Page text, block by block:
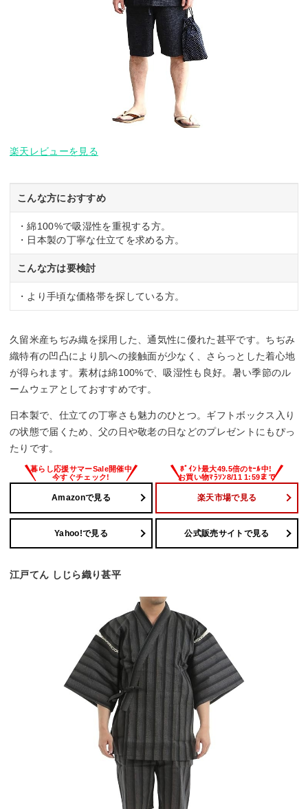
楽天レビューを見る
こんな方におすすめ
・綿100%で吸湿性を重視する方。
・日本製の丁寧な仕立てを求める方。
こんな方は要検討
・より手頃な価格帯を探している方。
久留米産ちぢみ織を採用した、通気性に優れた甚平です。ちぢみ
織特有の凹凸により肌への接触面が少なく、さらっとした着心地
が得られます。素材は綿100%で、吸湿性も良好。暑い季節のル
ームウェアとしておすすめです。
日本製で、仕立ての丁寧さも魅力のひとつ。ギフトボックス入り
の状態で届くため、父の日や敬老の日などのプレゼントにもぴっ
たりです。
Amazonで見る 楽天市場で見る
Yahoo!で見る 公式販売サイトで見る
江戸てん しじら織り甚平